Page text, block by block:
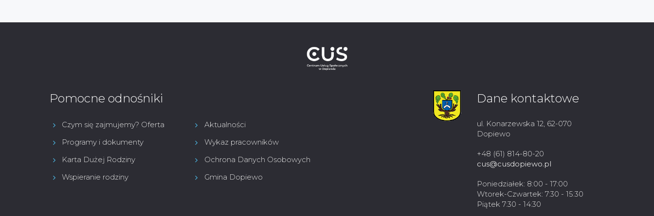
Pomocne odnośniki
Czym się zajmujemy? Oferta
Programy i dokumenty
Karta Dużej Rodziny
Wspieranie rodziny
Aktualności
Wykaz pracowników
Ochrona Danych Osobowych
Gmina Dopiewo
Dane kontaktowe
ul. Konarzewska 12, 62-070
Dopiewo
+48 (61) 814-80-20
cus@cusdopiewo.pl
Poniedziałek: 8:00 - 17:00
Wtorek-Czwartek: 7:30 - 15:30
Piątek 7:30 - 14:30